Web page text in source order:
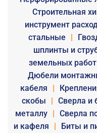
Строительная
инструмент
стальные
|
шплинты и
земельных работ
Дюбели
кабеля
|
скобы
| Сверла и
металлу
| Сверла
и кафеля
| Биты и